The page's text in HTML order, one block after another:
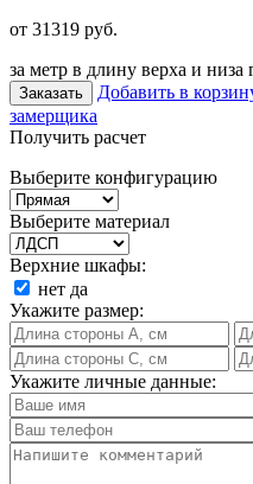
от 31319 руб.
за метр в длину верха и низа
Заказать Добавить в
замерщика
Получить расчет
Выберите конфигурацию
Выберите материал
Верхние шкафы:
нет да
Укажите размер:
Укажите личные данные: